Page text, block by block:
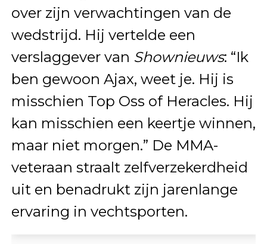
over zijn verwachtingen van de
wedstrijd. Hij vertelde een
verslaggever van Shownieuws: “Ik
ben gewoon Ajax, weet je. Hij is
misschien Top Oss of Heracles. Hij
kan misschien een keertje winnen,
maar niet morgen.” De MMA-
veteraan straalt zelfverzekerdheid
uit en benadrukt zijn jarenlange
ervaring in vechtsporten.